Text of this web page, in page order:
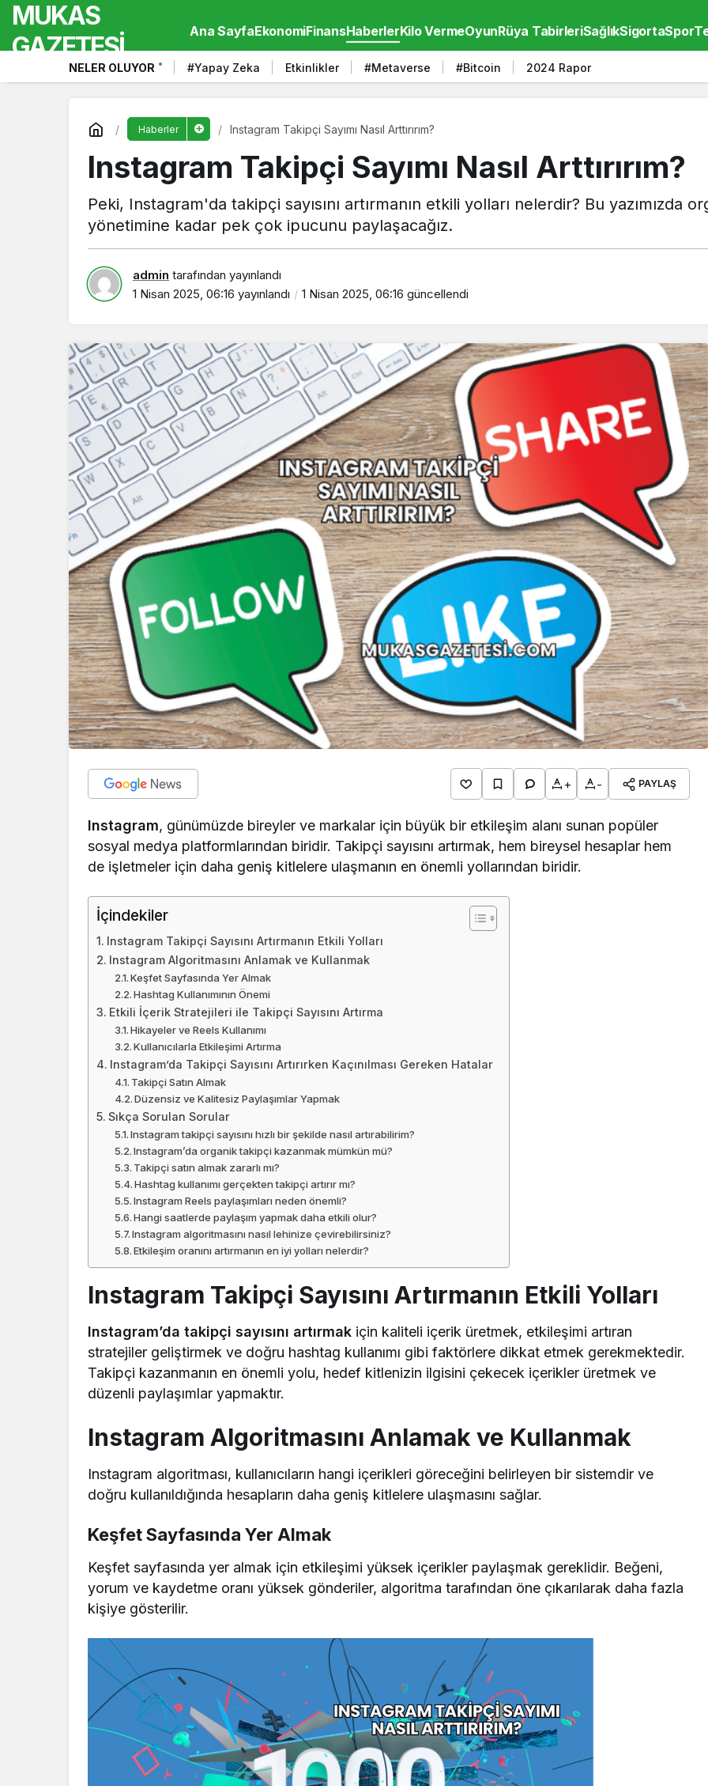
MUKAS
GAZETESİ
Ana SayfaEkonomiFinansHaberlerKilo VermeOyunRüya TabirleriSağlıkSigortaSpor
NELER OLUYOR #Yapay Zeka Etkinlikler #Metaverse #Bitcoin 2024 Rapor
Haberler Instagram Takipçi Sayımı Nasıl Arttırırım?
Instagram Takipçi Sayımı Nasıl Arttırırım?
Peki, Instagram'da takipçi sayısını artırmanın etkili yolları nelerdir? Bu
yönetimine kadar pek çok ipucunu paylaşacağız.
admin tarafından yayınlandı
1 Nisan 2025, 06:16 yayınlandı 1 Nisan 2025, 06:16 güncellendi
+ - PAYLAŞ
Instagram, günümüzde bireyler ve markalar için büyük bir etkileşim alanı sunan popüler
sosyal medya platformlarından biridir. Takipçi sayısını artırmak, hem bireysel hesaplar hem
de işletmeler için daha geniş kitlelere ulaşmanın en önemli yollarından biridir.
İçindekiler
Instagram Takipçi Sayısını Artırmanın Etkili Yolları
Instagram Algoritmasını Anlamak ve Kullanmak
Keşfet Sayfasında Yer Almak
Hashtag Kullanımının Önemi
Etkili İçerik Stratejileri ile Takipçi Sayısını Artırma
Hikayeler ve Reels Kullanımı
Kullanıcılarla Etkileşimi Artırma
Instagram’da Takipçi Sayısını Artırırken Kaçınılması Gereken Hatalar
Takipçi Satın Almak
Düzensiz ve Kalitesiz Paylaşımlar Yapmak
Sıkça Sorulan Sorular
Instagram takipçi sayısını hızlı bir şekilde nasıl artırabilirim?
Instagram’da organik takipçi kazanmak mümkün mü?
Takipçi satın almak zararlı mı?
Hashtag kullanımı gerçekten takipçi artırır mı?
Instagram Reels paylaşımları neden önemli?
Hangi saatlerde paylaşım yapmak daha etkili olur?
Instagram algoritmasını nasıl lehinize çevirebilirsiniz?
Etkileşim oranını artırmanın en iyi yolları nelerdir?
Instagram Takipçi Sayısını Artırmanın Etkili Yolları
Instagram’da takipçi sayısını artırmak için kaliteli içerik üretmek, etkileşimi artıran
stratejiler geliştirmek ve doğru hashtag kullanımı gibi faktörlere dikkat etmek gerekmektedir.
Takipçi kazanmanın en önemli yolu, hedef kitlenizin ilgisini çekecek içerikler üretmek ve
düzenli paylaşımlar yapmaktır.
Instagram Algoritmasını Anlamak ve Kullanmak
Instagram algoritması, kullanıcıların hangi içerikleri göreceğini belirleyen bir sistemdir ve
doğru kullanıldığında hesapların daha geniş kitlelere ulaşmasını sağlar.
Keşfet Sayfasında Yer Almak
Keşfet sayfasında yer almak için etkileşimi yüksek içerikler paylaşmak gereklidir. Beğeni,
yorum ve kaydetme oranı yüksek gönderiler, algoritma tarafından öne çıkarılarak daha fazla
kişiye gösterilir.